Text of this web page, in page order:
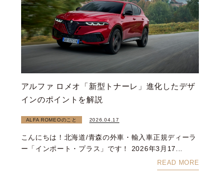
アルファ ロメオ「新型トナーレ」進化したデザ
インのポイントを解説
ALFA ROMEOのこと 2026.04.17
こんにちは！北海道/青森の外車・輸入車正規ディーラ
ー「インポート・プラス」です！ 2026年3月17...
READ MORE